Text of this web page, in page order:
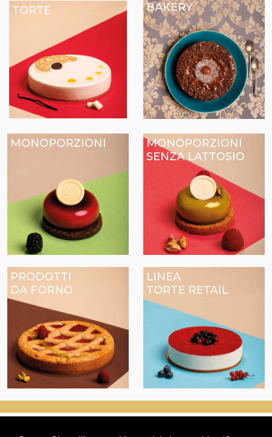
TORTE BAKERY
MONOPORZIONI
MONOPORZIONI
SENZA LATTOSIO
PRODOTTI
DA FORNO
LINEA
TORTE RETAIL